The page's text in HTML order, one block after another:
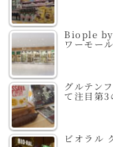
Biople by
ワーモー
グルテン
て注目第3
ビオラル